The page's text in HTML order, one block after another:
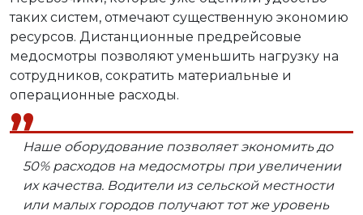
таких систем, отмечают существенную экономию
ресурсов. Дистанционные предрейсовые
медосмотры позволяют уменьшить нагрузку на
сотрудников, сократить материальные и
операционные расходы.
Наше оборудование позволяет экономить до
50% расходов на медосмотры при увеличении
их качества. Водители из сельской местности
или малых городов получают тот же уровень